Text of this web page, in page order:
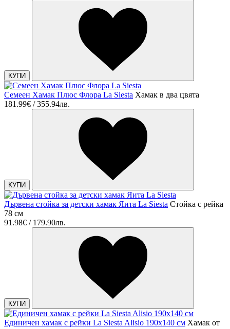
КУПИ
Семеен Хамак Плюс Флора La Siesta Хамак в два цвята
181.99€ / 355.94лв.
КУПИ
Дървена стойка за детски хамак Яита La Siesta Стойка с рейка
78 см
91.98€ / 179.90лв.
КУПИ
Единичен хамак с рейки La Siesta Alisio 190х140 см Хамак от